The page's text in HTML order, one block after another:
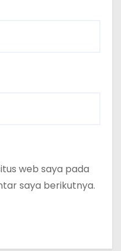
web saya pada
saya berikutnya.